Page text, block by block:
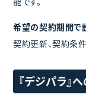
希望の契約期間で
契約更新、契約条
『デジパラ』